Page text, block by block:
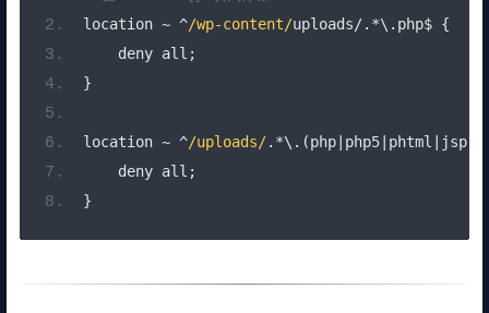
location ~ ^/wp-content/uploads/.*\.php$ {
    deny all
;
}
location ~ ^/uploads/.*\. (php| php5| phtml jsp|
    deny all
;
}